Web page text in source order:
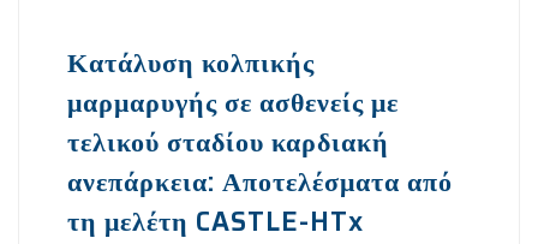
Κατάλυση κολπικής
μαρμαρυγής σε ασθενείς με
τελικού σταδίου καρδιακή
ανεπάρκεια: Αποτελέσματα από
τη μελέτη CASTLE-HTx